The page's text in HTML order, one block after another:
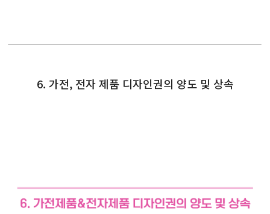
6. 가전, 전자 제품 디자인권의 양도 및 상속